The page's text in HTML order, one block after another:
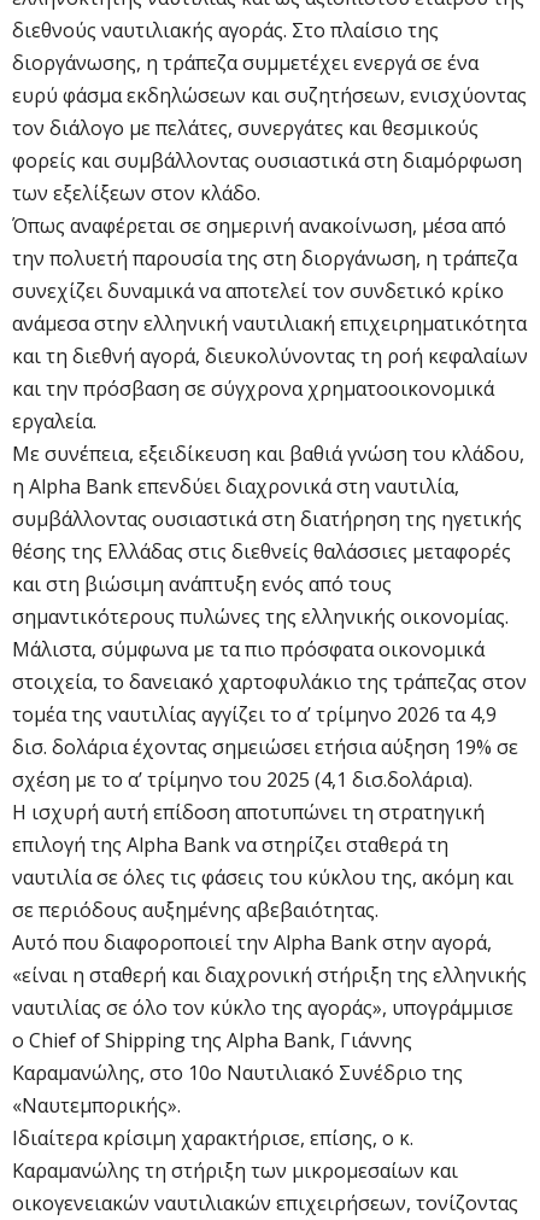
διεθνούς ναυτιλιακής αγοράς. Στο πλαίσιο της
διοργάνωσης, η τράπεζα συμμετέχει ενεργά σε ένα
ευρύ φάσμα εκδηλώσεων και συζητήσεων, ενισχύοντας
τον διάλογο με πελάτες, συνεργάτες και θεσμικούς
φορείς και συμβάλλοντας ουσιαστικά στη διαμόρφωση
των εξελίξεων στον κλάδο.
Όπως αναφέρεται σε σημερινή ανακοίνωση, μέσα από
την πολυετή παρουσία της στη διοργάνωση, η τράπεζα
συνεχίζει δυναμικά να αποτελεί τον συνδετικό κρίκο
ανάμεσα στην ελληνική ναυτιλιακή επιχειρηματικότητα
και τη διεθνή αγορά, διευκολύνοντας τη ροή κεφαλαίων
και την πρόσβαση σε σύγχρονα χρηματοοικονομικά
εργαλεία.
Με συνέπεια, εξειδίκευση και βαθιά γνώση του κλάδου,
η Alpha Bank επενδύει διαχρονικά στη ναυτιλία,
συμβάλλοντας ουσιαστικά στη διατήρηση της ηγετικής
θέσης της Ελλάδας στις διεθνείς θαλάσσιες μεταφορές
και στη βιώσιμη ανάπτυξη ενός από τους
σημαντικότερους πυλώνες της ελληνικής οικονομίας.
Μάλιστα, σύμφωνα με τα πιο πρόσφατα οικονομικά
στοιχεία, το δανειακό χαρτοφυλάκιο της τράπεζας στον
τομέα της ναυτιλίας αγγίζει το α’ τρίμηνο 2026 τα 4,9
δισ. δολάρια έχοντας σημειώσει ετήσια αύξηση 19% σε
σχέση με το α’ τρίμηνο του 2025 (4,1 δισ.δολάρια).
Η ισχυρή αυτή επίδοση αποτυπώνει τη στρατηγική
επιλογή της Alpha Bank να στηρίζει σταθερά τη
ναυτιλία σε όλες τις φάσεις του κύκλου της, ακόμη και
σε περιόδους αυξημένης αβεβαιότητας.
Αυτό που διαφοροποιεί την Alpha Bank στην αγορά,
«είναι η σταθερή και διαχρονική στήριξη της ελληνικής
ναυτιλίας σε όλο τον κύκλο της αγοράς», υπογράμμισε
ο Chief of Shipping της Alpha Bank, Γιάννης
Καραμανώλης, στο 10ο Ναυτιλιακό Συνέδριο της
«Ναυτεμπορικής».
Ιδιαίτερα κρίσιμη χαρακτήρισε, επίσης, ο κ.
Καραμανώλης τη στήριξη των μικρομεσαίων και
οικογενειακών ναυτιλιακών επιχειρήσεων, τονίζοντας